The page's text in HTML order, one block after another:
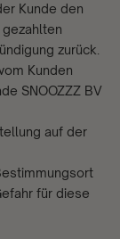
Kunde den
zurück.
Kunden
SNOOZZZ BV
auf der
für diese